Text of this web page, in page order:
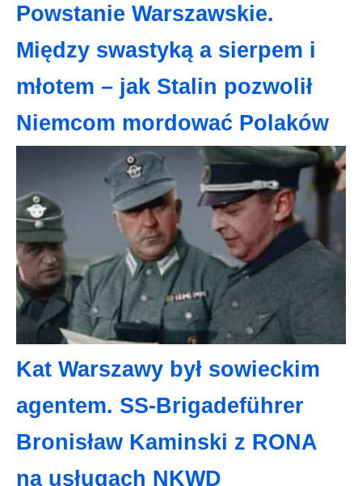
Powstanie Warszawskie.
Między swastyką a sierpem i
młotem – jak Stalin pozwolił
Niemcom mordować Polaków
Kat Warszawy był sowieckim
agentem. SS-Brigadeführer
Bronisław Kaminski z RONA
na usługach NKWD